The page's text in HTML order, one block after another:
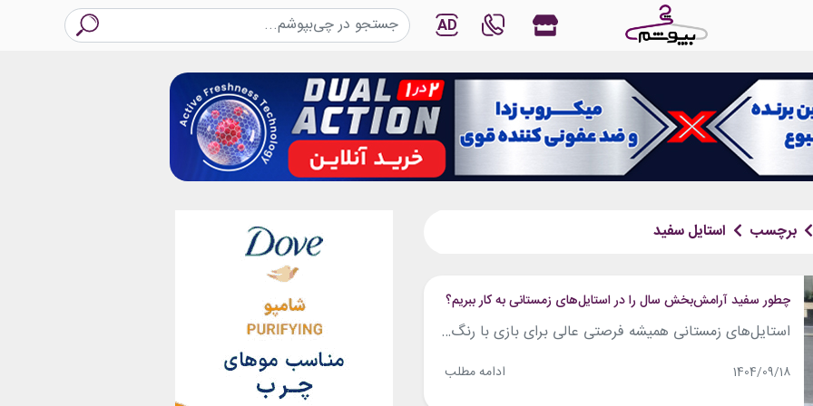
AD
برچسب استایل سفید
چطور سفید آرامش‌بخش سال را در استایل‌های زمستانی به کار ببریم؟
استایل‌های زمستانی همیشه فرصتی عالی برای بازی با رنگ‌ها، بافت‌ها و لایه‌بندی‌های متنوع هستند. رنگ سال ۲۰۲۶، با عنوان «ابر رقصنده» و طیف سفید آرامش‌بخش، انتخابی فوق‌العاده برای فصل سرد به حساب می‌آید؛ این رنگ نه تنها حس پاکی و آرامش ایجاد می‌کند، بلکه به‌خوبی با رنگ‌های سنتی زمستانی مانند طوسی، کرم، مشکی و حتی...
1404/09/18 ادامه مطلب